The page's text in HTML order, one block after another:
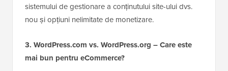
sistemului de gestionare a conținutuluisite-ului dvs.
nou și opțiuni nelimitate de monetizare.
3. WordPress.com vs. WordPress.org – Care este
mai bun pentru eCommerce?